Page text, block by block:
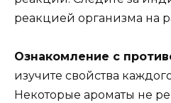
реакцией организма на
Ознакомление с
изучите свойства
Некоторые ароматы не